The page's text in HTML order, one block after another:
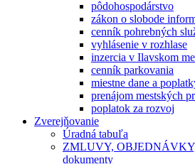
pôdohospodárstvo
zákon o slobode
cenník pohrebných
vyhlásenie v rozhlase
inzercia v Ilavskom
cenník parkovania
miestne dane a
prenájom mestských
poplatok za rozvoj
Zverejňovanie
Úradná tabuľa
ZMLUVY,
dokumenty